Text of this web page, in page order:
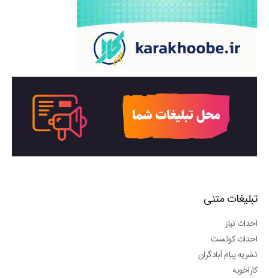
تبلیغات متنی
احداث نیاز
احداث کوئست
نشریه پیام آبادگران
کاراخوبه